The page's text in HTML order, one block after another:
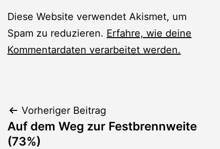
Diese Website verwendet Akismet, um
Spam zu reduzieren. Erfahre, wie deine
Kommentardaten verarbeitet werden.
Beitragsnavigation
Vorheriger Beitrag
Auf dem Weg zur Festbrennweite
(73%)